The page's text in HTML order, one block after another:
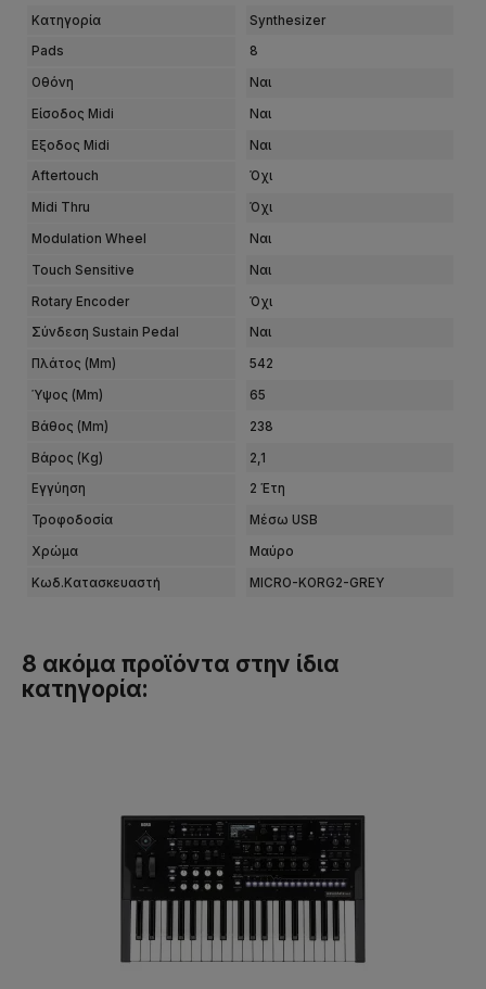
Κατηγορία Synthesizer
Pads 8
Οθόνη Ναι
Είσοδος Midi Ναι
Εξοδος Midi Ναι
Aftertouch Όχι
Midi Thru Όχι
Modulation Wheel Ναι
Touch Sensitive Ναι
Rotary Encoder Όχι
Σύνδεση Sustain Pedal Ναι
Πλάτος (mm) 542
Ύψος (mm) 65
Βάθος (mm) 238
Βάρος (kg) 2,1
Εγγύηση 2 Έτη
Τροφοδοσία Μέσω USB
Χρώμα Μαύρο
Κωδ.Κατασκευαστή MICRO-KORG2-GREY
8 ακόμα προϊόντα στην ίδια
κατηγορία: